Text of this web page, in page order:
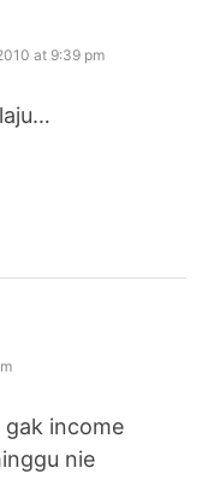
at 9:39 pm
income
nie